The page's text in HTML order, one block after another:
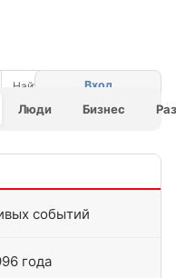
Люди Бизнес
Вход
событий
года